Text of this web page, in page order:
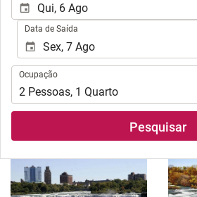
Data de Saída
Ocupação
Ocupação
2 Pessoas, 1 Quarto
Pesquisar